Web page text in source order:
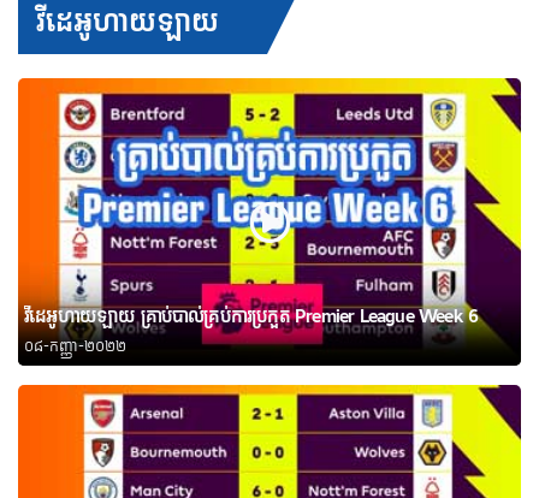
វីដេអូហាយឡាយ
វីដេអូហាយឡាយ គ្រាប់បាល់គ្រប់ការប្រកួត Premier League Week 6
០៨-កញ្ញា-២០២២